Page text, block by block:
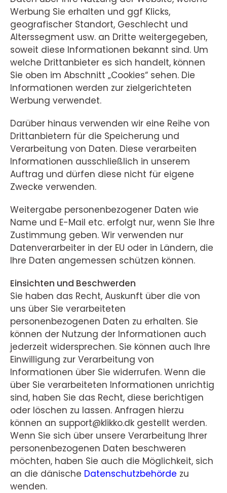
Werbung Sie erhalten und ggf Klicks,
geografischer Standort, Geschlecht und
Alterssegment usw. an Dritte weitergegeben,
soweit diese Informationen bekannt sind. Um
welche Drittanbieter es sich handelt, können
Sie oben im Abschnitt „Cookies“ sehen. Die
Informationen werden zur zielgerichteten
Werbung verwendet.
Darüber hinaus verwenden wir eine Reihe von
Drittanbietern für die Speicherung und
Verarbeitung von Daten. Diese verarbeiten
Informationen ausschließlich in unserem
Auftrag und dürfen diese nicht für eigene
Zwecke verwenden.
Weitergabe personenbezogener Daten wie
Name und E-Mail etc. erfolgt nur, wenn Sie Ihre
Zustimmung geben. Wir verwenden nur
Datenverarbeiter in der EU oder in Ländern, die
Ihre Daten angemessen schützen können.
Einsichten und Beschwerden
Sie haben das Recht, Auskunft über die von
uns über Sie verarbeiteten
personenbezogenen Daten zu erhalten. Sie
können der Nutzung der Informationen auch
jederzeit widersprechen. Sie können auch Ihre
Einwilligung zur Verarbeitung von
Informationen über Sie widerrufen. Wenn die
über Sie verarbeiteten Informationen unrichtig
sind, haben Sie das Recht, diese berichtigen
oder löschen zu lassen. Anfragen hierzu
können an support@klikko.dk gestellt werden.
Wenn Sie sich über unsere Verarbeitung Ihrer
personenbezogenen Daten beschweren
möchten, haben Sie auch die Möglichkeit, sich
an die dänische Datenschutzbehörde zu
wenden.